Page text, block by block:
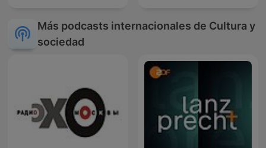
Más podcasts internacionales de Cultura y
sociedad